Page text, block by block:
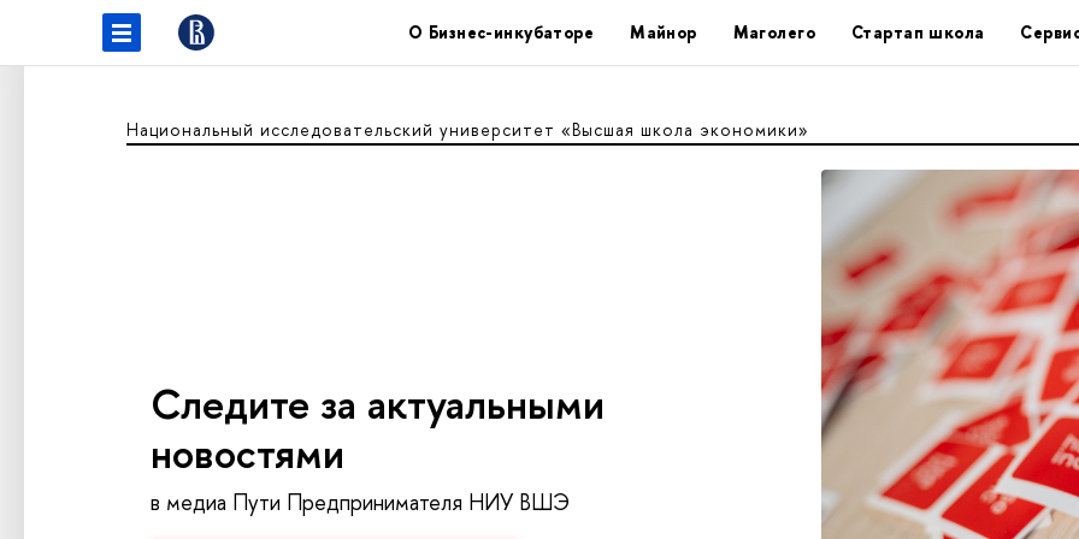
О Бизнес-инкубаторе Майнор Маголего Стартап школа
Национальный исследовательский университет «Высшая школа экономики»
Следите за актуальными
новостями
в медиа Пути Предпринимателя НИУ ВШЭ